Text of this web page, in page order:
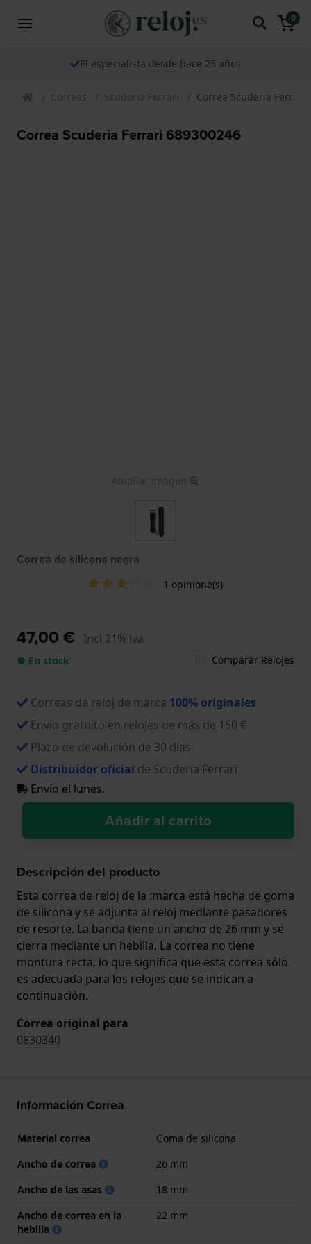
0
El especialista desde hace 25 años
Correas Scuderia Ferrari Correa Scuderia Ferrari
Correa Scuderia Ferrari 689300246
Ampliar imagen
Correa de silicona negra
1 opinione(s)
47,00 € Incl 21% iva
● En stock Comparar Relojes
Correas de reloj de marca 100% originales
Envío gratuito en relojes de más de 150 €
Plazo de devolución de 30 días
Distribuidor oficial de Scuderia Ferrari
Envío el lunes.
Añadir al carrito
Descripción del producto
Esta correa de reloj de la :marca está hecha de goma
de silicona y se adjunta al reloj mediante pasadores
de resorte. La banda tiene un ancho de 26 mm y se
cierra mediante un hebilla. La correa no tiene
montura recta, lo que significa que esta correa sólo
es adecuada para los relojes que se indican a
continuación.
Correa original para
0830340
Información Correa
Material correa
Goma de silicona
Ancho de correa
26 mm
Ancho de las asas
18 mm
Ancho de correa en la
hebilla
22 mm